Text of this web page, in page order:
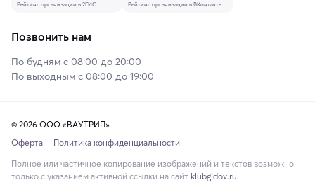
Рейтинг организации в 2ГИС Рейтинг организации в ВКонтакте
Позвонить нам
По будням с 08:00 до 20:00
По выходным с 08:00 до 19:00
© 2026 ООО «ВАУТРИП»
Оферта
Политика конфиденциальности
Полное или частичное копирование изображений и текстов возможно
только с указанием активной ссылки на сайт klubgidov.ru